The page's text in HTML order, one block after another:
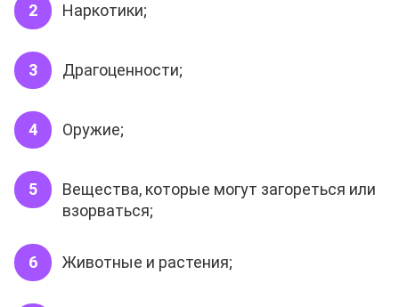
Наркотики;
Драгоценности;
Оружие;
Вещества, которые могут загореться или
взорваться;
Животные и растения;